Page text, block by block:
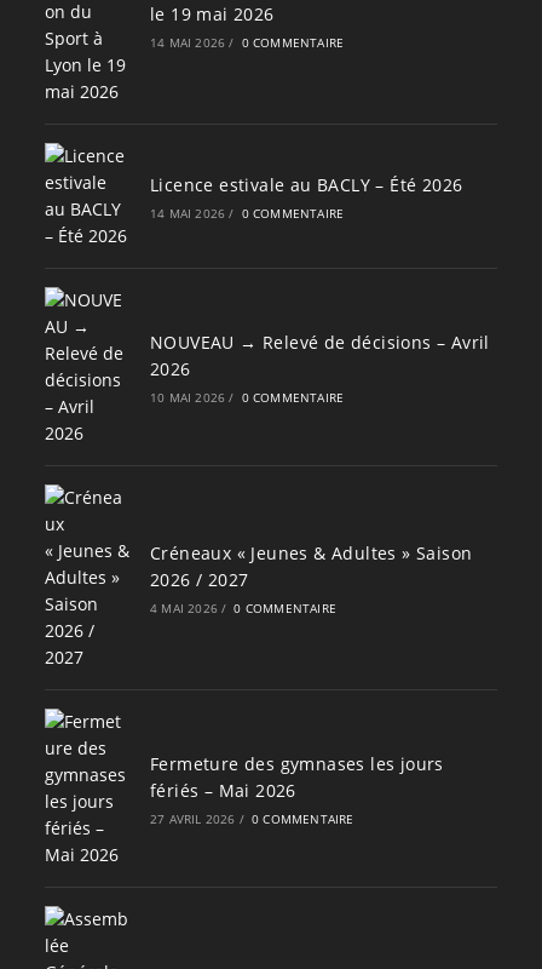
le 19 mai 2026
14 MAI 2026 / 0 COMMENTAIRE
Licence estivale au BACLY – Été 2026
14 MAI 2026 / 0 COMMENTAIRE
NOUVEAU → Relevé de décisions – Avril
2026
10 MAI 2026 / 0 COMMENTAIRE
Créneaux « Jeunes & Adultes » Saison
2026 / 2027
4 MAI 2026 / 0 COMMENTAIRE
Fermeture des gymnases les jours
fériés – Mai 2026
27 AVRIL 2026 / 0 COMMENTAIRE